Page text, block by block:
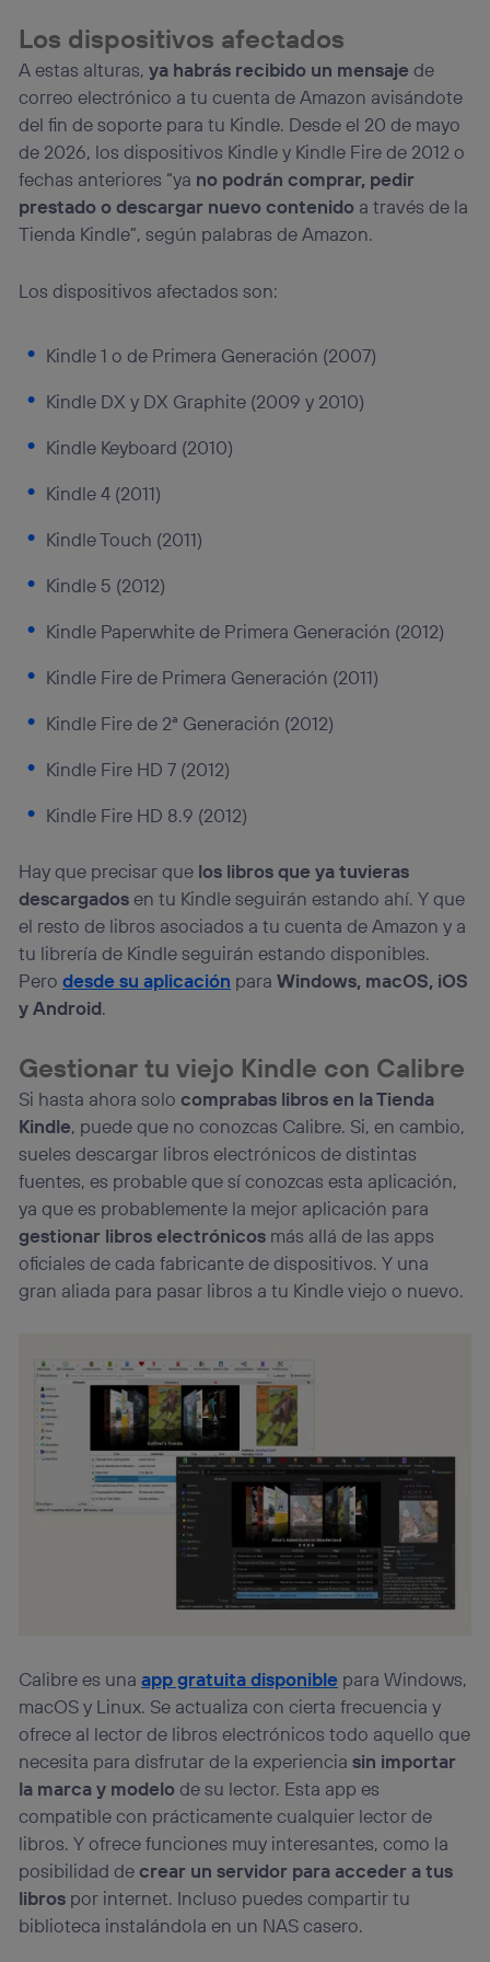
Los dispositivos afectados
A estas alturas,ya habrás recibido un mensaje de
correo electrónico a tu cuenta de Amazon avisándote
del fin de soporte para tu Kindle. Desde el 20 de mayo
de 2026, los dispositivos Kindle y Kindle Fire de 2012 o
fechas anteriores “ya no podrán comprar, pedir
prestado o descargar nuevo contenido a través de la
Tienda Kindle”, según palabras de Amazon.
Los dispositivos afectados son:
Kindle 1 o de Primera Generación (2007)
Kindle DX y DX Graphite (2009 y 2010)
Kindle Keyboard (2010)
Kindle 4 (2011)
Kindle Touch (2011)
Kindle 5 (2012)
Kindle Paperwhite de Primera Generación (2012)
Kindle Fire de Primera Generación (2011)
Kindle Fire de 2ª Generación (2012)
Kindle Fire HD 7 (2012)
Kindle Fire HD 8.9 (2012)
Hay que precisar que los libros que ya tuvieras
descargadosen tu Kindle seguirán estando ahí. Y que
el resto de libros asociados a tu cuenta de Amazon y a
tu librería de Kindle seguirán estando disponibles.
Perodesde su aplicación paraWindows, macOS, iOS
y Android.
Gestionar tu viejo Kindle con Calibre
Si hasta ahora solocomprabas libros en la Tienda
Kindle, puede que no conozcas Calibre. Si, en cambio,
sueles descargar libros electrónicos de distintas
fuentes, es probable que sí conozcas esta aplicación,
ya que es probablemente la mejor aplicación para
gestionar libros electrónicos más allá de las apps
oficiales de cada fabricante de dispositivos. Y una
gran aliada para pasar libros a tu Kindle viejo o nuevo.
Calibre es unaapp gratuita disponible para Windows,
macOS y Linux. Se actualiza con cierta frecuencia y
ofrece al lector de libros electrónicos todo aquello que
necesita para disfrutar de la experienciasin importar
la marca y modelode su lector. Esta app es
compatible con prácticamente cualquier lector de
libros. Y ofrece funciones muy interesantes, como la
posibilidad decrear un servidor para acceder a tus
libros por internet. Incluso puedes compartir tu
biblioteca instalándola en un NAS casero.
que hayan dado su consentimiento.
Si utilizasdatos móviles , el marketing será más
personalizado, ya que se basará únicamente en la
navegación del usuario del móvil.
Puedes gestionar los consentimientos Utiq seleccionando
“Administrar Utiq” en la parte inferior de esta página web o
visitando el portal de privacidad de Utiq
(“consenthub”)
. Para más información, consulta
la política de privacidad de Utiq.